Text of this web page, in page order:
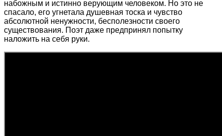
набожным и истинно верующим человеком. Но это не
спасало, его угнетала душевная тоска и чувство
абсолютной ненужности, бесполезности своего
существования. Поэт даже предпринял попытку
наложить на себя руки.